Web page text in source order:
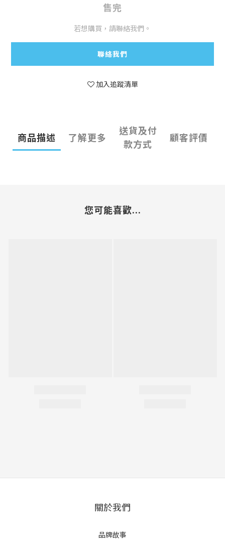
售完
若想購買，請聯絡我們。
聯絡我們
加入追蹤清單
商品描述 了解更多
送貨及付
款方式
顧客評價
您可能喜歡...
關於我們
品牌故事